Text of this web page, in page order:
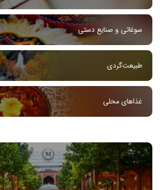
سوغاتی و صنایع دستی
طبیعت‌گردی
غذاهای محلی